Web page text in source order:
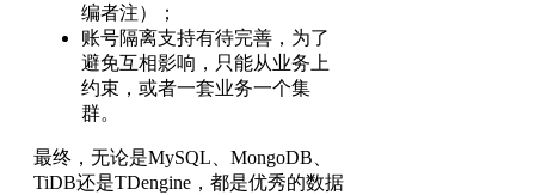
编者注）；
账号隔离支持有待完善，为了
避免互相影响，只能从业务上
约束，或者一套业务一个集
群。
最终，无论是MySQL、MongoDB、
TiDB还是TDengine，都是优秀的数据